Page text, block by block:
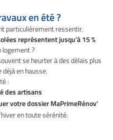
en été ?
particulièrement ressentir.
représentent jusqu’à 15 %
logement ?
se heurter à des délais plus
en hausse.
:
des artisans
votre dossier MaPrimeRénov’
en toute sérénité.